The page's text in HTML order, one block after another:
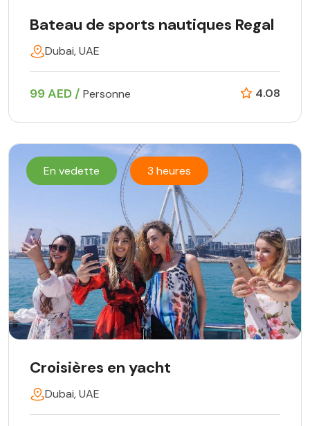
Bateau de sports nautiques Regal
Dubai, UAE
99 AED / Personne 4.08
En vedette 3 heures
Croisières en yacht
Dubai, UAE